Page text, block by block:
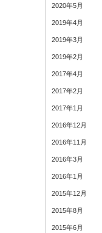
2020年5月
2019年4月
2019年3月
2019年2月
2017年4月
2017年2月
2017年1月
2016年12月
2016年11月
2016年3月
2016年1月
2015年12月
2015年8月
2015年6月